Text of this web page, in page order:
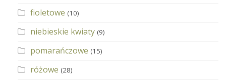
fioletowe (10)
niebieskie kwiaty (9)
pomarańczowe (15)
różowe (28)